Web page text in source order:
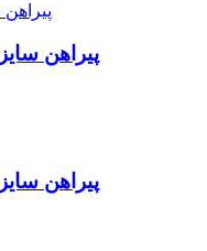
پیراهن سایز
پیراهن سایز